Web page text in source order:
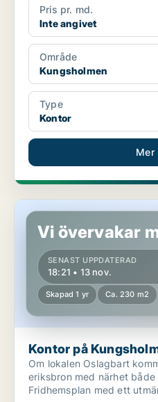
Pris pr. md.
Inte angivet
Område
Kungsholmen
Type
Kontor
Mer
Kontor på Kungsholmen
Vi övervakar
SENAST UPPDATERAD
18:21 • 13 nov.
Skapad 1 yr Ca. 230 m2
Kontor på
Om lokalen Oslagbart kommunikativt läge vid Sankt
eriksbron med närhet